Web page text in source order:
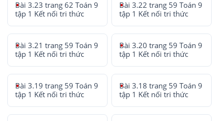
Bài 3.23 trang 62 Toán 9
tập 1 Kết nối tri thức
Bài 3.22 trang 59 Toán 9
tập 1 Kết nối tri thức
Bài 3.21 trang 59 Toán 9
tập 1 Kết nối tri thức
Bài 3.20 trang 59 Toán 9
tập 1 Kết nối tri thức
Bài 3.19 trang 59 Toán 9
tập 1 Kết nối tri thức
Bài 3.18 trang 59 Toán 9
tập 1 Kết nối tri thức